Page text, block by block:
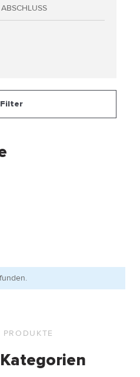
Filter
PRODUKTE